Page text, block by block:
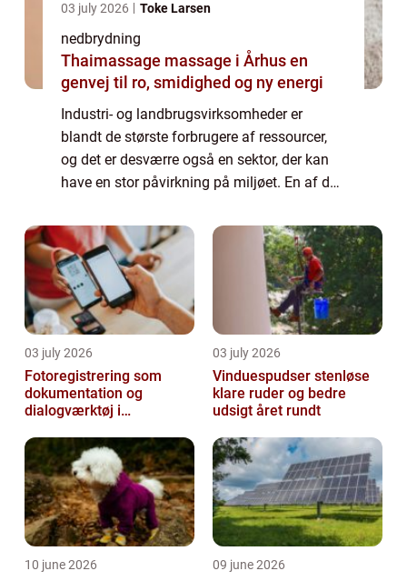
03 july 2026 Toke Larsen
nedbrydning
Thaimassage massage i Århus en
genvej til ro, smidighed og ny energi
Industri- og landbrugsvirksomheder er
blandt de største forbrugere af ressourcer,
og det er desværre også en sektor, der kan
have en stor påvirkning på miljøet. En af de
03 july 2026
Fotoregistrering som
dokumentation og
dialogværktøj i
03 july 2026
Vinduespudser stenløse
klare ruder og bedre
udsigt året rundt
10 june 2026 09 june 2026